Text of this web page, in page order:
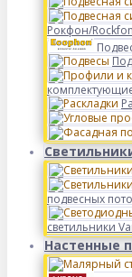
Рокфон/Rockfon
подвесных
светильники
Настенные